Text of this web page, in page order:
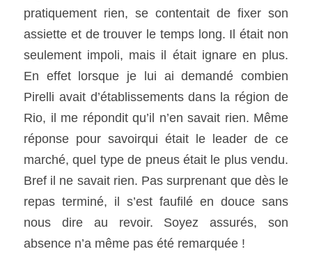
pratiquement rien, se contentait de fixer son
assiette et de trouver le temps long. Il était non
seulement impoli, mais il était ignare en plus.
En effet lorsque je lui ai demandé combien
Pirelli avait d’établissements dans la région de
Rio, il me répondit qu’il n’en savait rien. Même
réponse pour savoirqui était le leader de ce
marché, quel type de pneus était le plus vendu.
Bref il ne savait rien. Pas surprenant que dès le
repas terminé, il s’est faufilé en douce sans
nous dire au revoir. Soyez assurés, son
absence n’a même pas été remarquée !